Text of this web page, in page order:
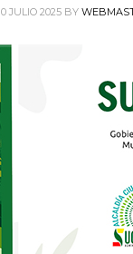
Saloon
Ciudadano
Territorial
Inclusivas
JULIO 2025 BY